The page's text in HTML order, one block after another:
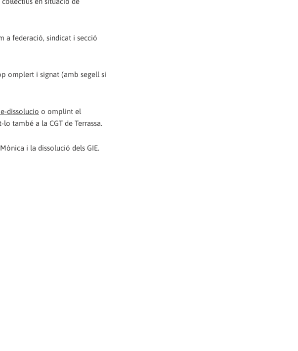
a federació, sindicat i secció
omplert i signat (amb segell si
dissolucio o omplint el
lo també a la CGT de Terrassa.
i la dissolució dels GIE.